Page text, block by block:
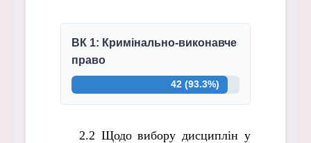
ВК 1: Кримінально-виконавче
право
42 (93.3%)
2.2 Щодо вибору дисциплін у